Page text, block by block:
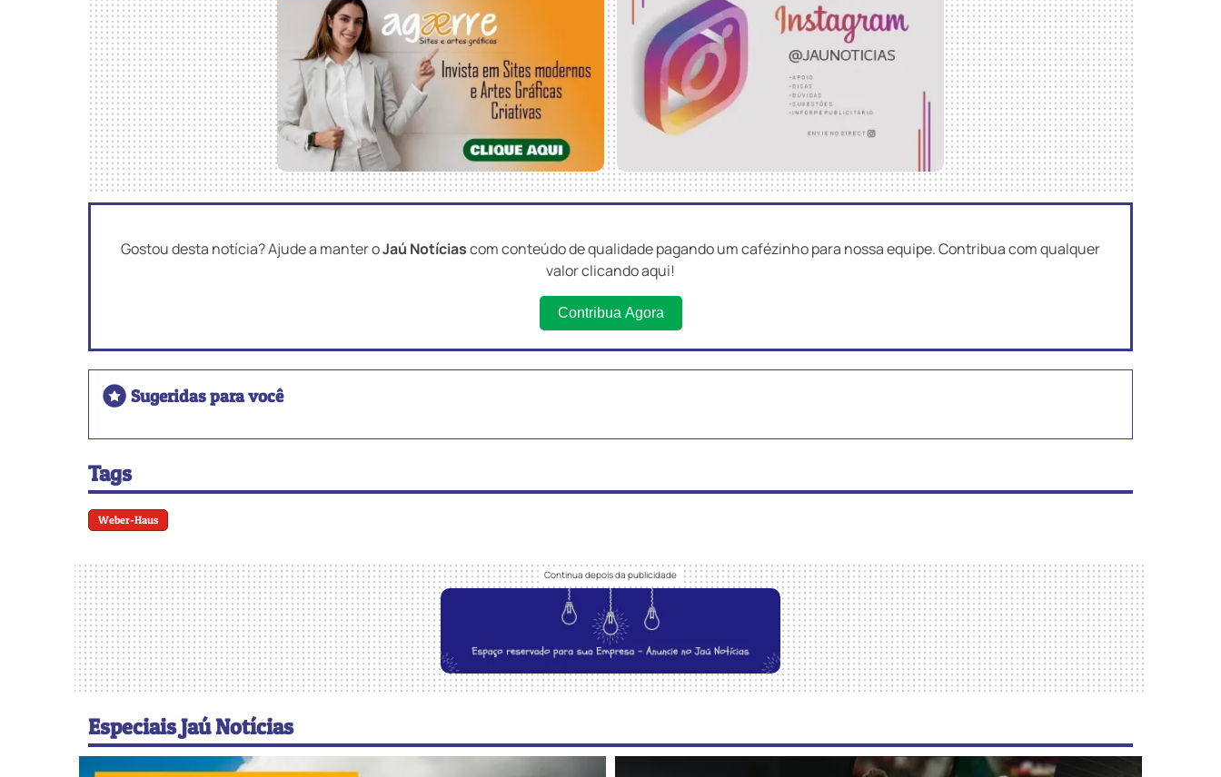
Gostou desta notícia? Ajude a manter oJaú Notíciascom conteúdo de qualidade pagando um cafézinho para nossa equipe. Contribua com qualquer
valor clicando aqui!
Contribua Agora
Sugeridas para você
Tags
Weber-Haus
Especiais Jaú Notícias